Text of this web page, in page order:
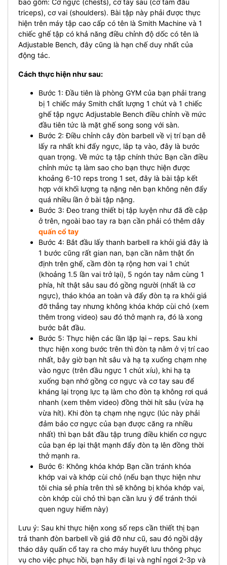
triceps), cơ vai (shoulders). Bài tập này phải được thực
hiện trên máy tập cao cấp có tên là Smith Machine và 1
chiếc ghế tập có khả năng điều chỉnh độ dốc có tên là
Adjustable Bench, đây cũng là hạn chế duy nhất của
động tác.
Cách thực hiện như sau:
Bước 1: Đầu tiên là phòng GYM của bạn phải trang
bị 1 chiếc máy Smith chất lượng 1 chút và 1 chiếc
ghế tập ngực Adjustable Bench điều chỉnh về mức
đầu tiên tức là mặt ghế song song với sàn.
Bước 2: Điều chỉnh cây đòn barbell về vị trí bạn dễ
lấy ra nhất khi đẩy ngực, lắp tạ vào, đây là bước
quan trọng. Về mức tạ tập chính thức Bạn cần điều
chỉnh mức tạ làm sao cho bạn thực hiện được
khoảng 6-10 reps trong 1 set, đây là bài tập kết
hợp với khối lượng tạ nặng nên bạn không nên đẩy
quá nhiều lần ở bài tập nặng.
Bước 3: Đeo trang thiết bị tập luyện như đã đề cập
ở trên, ngoài bao tay ra bạn cần phải có thêm dây
quấn cổ tay
Bước 4: Bắt đầu lấy thanh barbell ra khỏi giá đây là
1 bước cũng rất gian nan, bạn cần nằm thật ổn
định trên ghế, cầm đòn tạ rộng hơn vai 1 chút
(khoảng 1.5 lần vai trở lại), 5 ngón tay nằm cùng 1
phía, hít thật sâu sau đó gồng người (nhất là cơ
ngực), tháo khóa an toàn và đẩy đòn tạ ra khỏi giá
đỡ thẳng tay nhưng không khóa khớp cùi chỏ (xem
thêm trong video) sau đó thở mạnh ra, đó là xong
bước bắt đầu.
Bước 5: Thực hiện các lần lặp lại – reps. Sau khi
thực hiện xong bước trên thì đòn tạ nằm ở vị trí cao
nhất, bây giờ bạn hít sâu và hạ tạ xuống chạm nhẹ
vào ngực (trên đầu ngực 1 chút xíu), khi hạ tạ
xuống bạn nhớ gồng cơ ngực và cơ tay sau để
kháng lại trọng lực tạ làm cho đòn tạ không rơi quá
nhanh (xem thêm video) đồng thời hít sâu (vừa hạ
vừa hít). Khi đòn tạ chạm nhẹ ngực (lúc này phải
đảm bảo cơ ngực của bạn được căng ra nhiều
nhất) thì bạn bắt đầu tập trung điều khiển cơ ngực
của bạn ép lại thật mạnh đẩy đòn tạ lên đồng thời
thở mạnh ra.
Bước 6: Không khóa khớp Bạn cần tránh khóa
khớp vai và khớp cùi chỏ (nếu bạn thực hiện như
tôi chia sẻ phía trên thì sẽ không bị khóa khớp vai,
còn khớp cùi chỏ thì bạn cần lưu ý để tránh thói
quen nguy hiểm này)
Lưu ý: Sau khi thực hiện xong số reps cần thiết thị bạn
trả thanh đòn barbell về giá đỡ như cũ, sau đó ngồi dậy
tháo dây quấn cổ tay ra cho máy huyết lưu thông phục
vụ cho việc phục hồi, bạn hãy đi lại và nghỉ ngơi 2-3p và